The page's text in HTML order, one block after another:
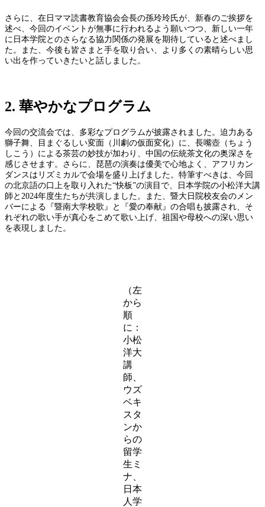
さらに、在日ママ読書教育協会会長の孫玲玲氏が、新春のご挨拶を
述べ、今回のイベントが無事に行われるよう願いつつ、新しい一年
に日本学院とのさらなる協力関係の発展を期待していると述べまし
た。また、今後も皆さまと手を取り合い、より多くの素晴らしい思
い出を作っていきたいと話しました。
2. 華やかなプログラム
今回の交流会では、多彩なプログラムが披露されました。迫力ある
獅子舞、目まぐるしい変面（川劇の仮面変化）に、長嘴壺（ちょう
しこう）による茶芸の妙技が加わり、中国の伝統茶文化の奥深さを
感じさせます。さらに、琵琶の演奏は優美で心地よく、アフリカン
ダンスはリズミカルで会場を盛り上げました。特筆すべきは、今回
の北京語の口上を取り入れた“快板”の演目で、日本学院の小松洋大講
師と2024年度生たちが共演しました。また、暨大日院校友会のメン
バーによる『暨南大学校歌』と『愛の奉献』の合唱も披露され、そ
れぞれの歌い手が真心をこめて歌い上げ、祖国や母校への深い思い
を表現しました。
（左
から
順
に：
小松
洋大
講
師、
ウズ
ベキ
スタ
ンか
らの
留学
生ミ
ナ、
日本
人学